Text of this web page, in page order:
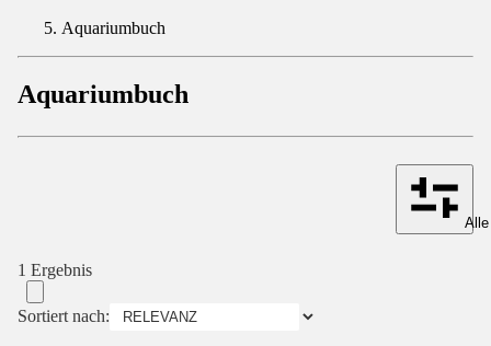
Aquariumbuch
Aquariumbuch
1 Ergebnis
Sortiert nach: